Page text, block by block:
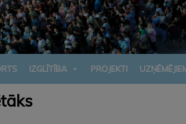
IZGLĪTĪBA PROJEKTI